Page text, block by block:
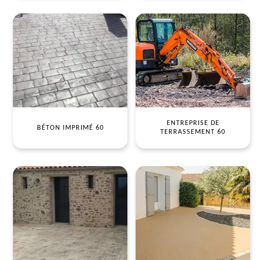
BÉTON IMPRIMÉ 60
ENTREPRISE DE
TERRASSEMENT 60